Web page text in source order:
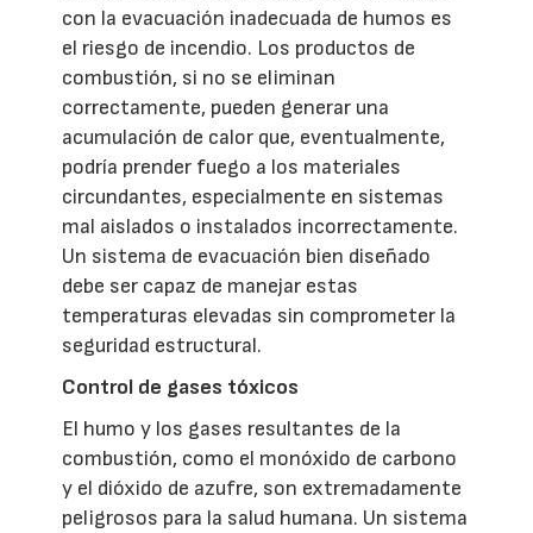
con la evacuación inadecuada de humos es
el riesgo de incendio. Los productos de
combustión, si no se eliminan
correctamente, pueden generar una
acumulación de calor que, eventualmente,
podría prender fuego a los materiales
circundantes, especialmente en sistemas
mal aislados o instalados incorrectamente.
Un sistema de evacuación bien diseñado
debe ser capaz de manejar estas
temperaturas elevadas sin comprometer la
seguridad estructural.
Control de gases tóxicos
El humo y los gases resultantes de la
combustión, como el monóxido de carbono
y el dióxido de azufre, son extremadamente
peligrosos para la salud humana. Un sistema